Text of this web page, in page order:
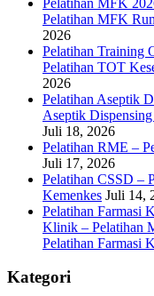
Pelatihan MFK
2026
Pelatihan Training
Pelatihan TOT
2026
Pelatihan Aseptik
Aseptik
Juli 18, 2026
Pelatihan RME –
Juli 17, 2026
Pelatihan CSSD –
Kemenkes Juli 14,
Pelatihan Farmasi
Klinik – Pelatihan
Pelatihan Farmasi
Kategori